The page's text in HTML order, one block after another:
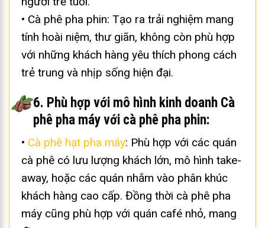
tính hoài niệm, thư giãn, không còn phù hợp
với những khách hàng yêu thích phong cách
trẻ trung và nhịp sống hiện đại.
6. Phù hợp với mô hình kinh doanh Cà
•Cà phê hạt pha máy: Phù hợp với các quán
cà phê có lưu lượng khách lớn, mô hình take-
away, hoặc các quán nhắm vào phân khúc
khách hàng cao cấp. Đồng thời cà phê pha
máy cũng phù hợp với quán café nhỏ, mang
đi.
• Cà phê pha phin: Thích hợp cho các quán